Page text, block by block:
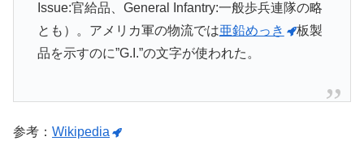
Issue:官給品、General Infantry:一般歩兵連隊の略
とも）。アメリカ軍の物流では亜鉛めっき
板製
品を示すのに”G.I.”の文字が使われた。
参考： Wikipedia